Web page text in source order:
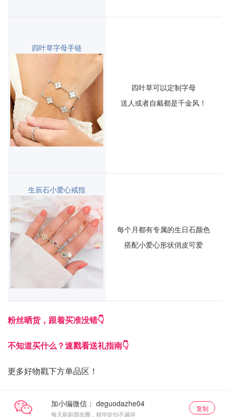
四叶草字母手链
四叶草可以定制字母
送人或者自戴都是千金风！
生辰石小爱心戒指
每个月都有专属的生日石颜色
搭配小爱心形状俏皮可爱
粉丝晒货，跟着买准没错👇
不知道买什么？速戳看送礼指南👇
更多好物戳下方单品区！
加小编微信：
每天刷刷朋友圈，精华折扣不漏掉
复制